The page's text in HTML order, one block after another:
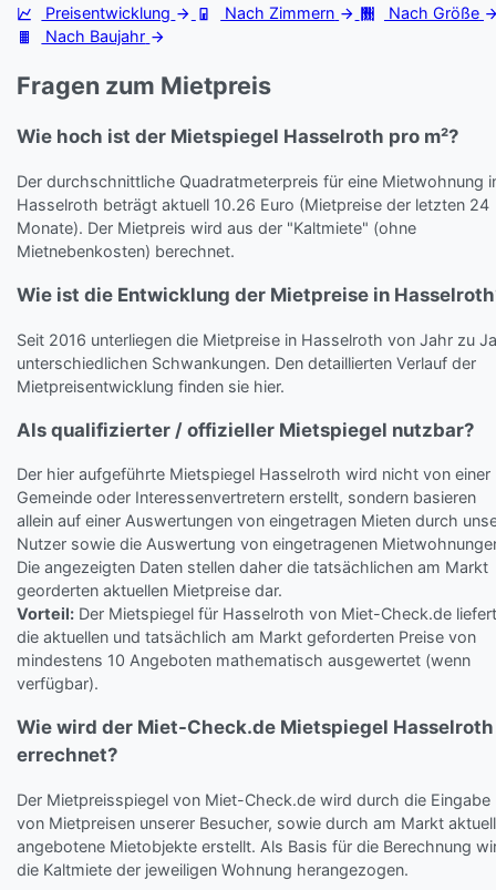
Preisentwicklung Nach Zimmern
Nach Größe
Nach Baujahr
Fragen zum Mietpreis
Wie hoch ist der Mietspiegel Hasselroth pro m²?
Der durchschnittliche Quadratmeterpreis für eine Mietwohnung
Hasselroth beträgt aktuell 10.26 Euro (Mietpreise der letzten 24
Monate). Der Mietpreis wird aus der "Kaltmiete" (ohne
Mietnebenkosten) berechnet.
Wie ist die Entwicklung der Mietpreise in
Seit 2016 unterliegen die Mietpreise in Hasselroth von Jahr zu
unterschiedlichen Schwankungen. Den detaillierten Verlauf der
Mietpreisentwicklung finden sie hier.
Als qualifizierter / offizieller Mietspiegel nutzbar?
Der hier aufgeführte Mietspiegel Hasselroth wird nicht von einer
Gemeinde oder Interessenvertretern erstellt, sondern basieren
allein auf einer Auswertungen von eingetragen Mieten durch
Nutzer sowie die Auswertung von eingetragenen
Die angezeigten Daten stellen daher die tatsächlichen am Markt
georderten aktuellen Mietpreise dar.
Vorteil: Der Mietspiegel für Hasselroth von Miet-Check.de liefert
die aktuellen und tatsächlich am Markt geforderten Preise von
mindestens 10 Angeboten mathematisch ausgewertet (wenn
verfügbar).
Wie wird der Miet-Check.de Mietspiegel Hasselroth
errechnet?
Der Mietpreisspiegel von Miet-Check.de wird durch die Eingabe
von Mietpreisen unserer Besucher, sowie durch am Markt aktuell
angebotene Mietobjekte erstellt. Als Basis für die Berechnung
die Kaltmiete der jeweiligen Wohnung herangezogen.